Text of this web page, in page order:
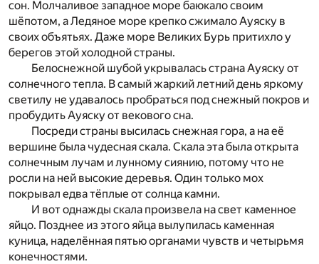
сон. Молчаливое западное море баюкало своим
шёпотом, а Ледяное море крепко сжимало Ауяску в
своих объятьях. Даже море Великих Бурь притихло у
берегов этой холодной страны.
Белоснежной шубой укрывалась страна Ауяску от
солнечного тепла. В самый жаркий летний день яркому
светилу не удавалось пробраться под снежный покров и
пробудить Ауяску от векового сна.
Посреди страны высилась снежная гора, а на её
вершине была чудесная скала. Скала эта была открыта
солнечным лучам и лунному сиянию, потому что не
росли на ней высокие деревья. Один только мох
покрывал едва тёплые от солнца камни.
И вот однажды скала произвела на свет каменное
яйцо. Позднее из этого яйца вылупилась каменная
куница, наделённая пятью органами чувств и четырьмя
конечностями.